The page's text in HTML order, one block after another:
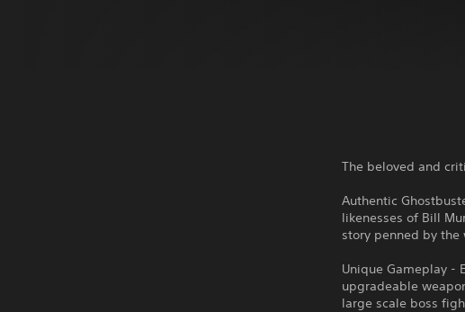
The beloved and
Authentic
likenesses of Bill
story penned by
Unique Gameplay -
upgradeable
large scale boss